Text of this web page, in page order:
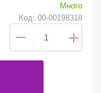
Много
Код: 00-00198318